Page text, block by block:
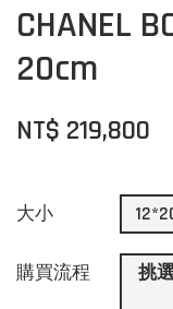
CHANEL
20cm
NT$ 219,800
大小
購買流程
挑